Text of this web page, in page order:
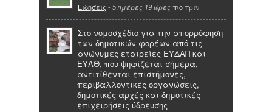
Ειδήσεις - 5 ημέρες 19 ώρες πιο πριν
Στο νομοσχέδιο για την απορρόφηση
των δημοτικών φορέων από τις
ανώνυμες εταιρείες ΕΥΔΑΠ και
ΕΥΑΘ, που ψηφίζεται σήμερα,
αντιτίθενται επιστήμονες,
περιβαλλοντικές οργανώσεις,
δημοτικές αρχές και δημοτικές
επιχειρήσεις ύδρευσης